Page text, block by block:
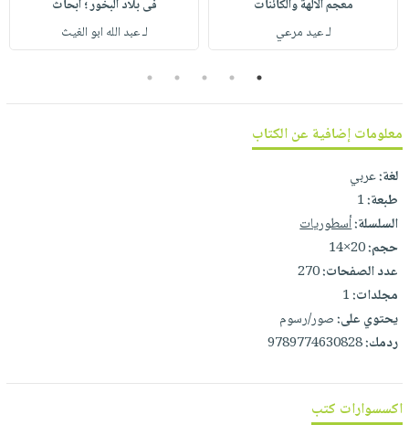
صابون
فيديوهات
أسئلة
خدمات
نيل
وفرات
انشر
كتابك
تواصل
معنا
التسوق
معجم ألالهة والكائنات
لـ عيد مرعي
فى بلاد البخور ؛ أبحاث
لـ عبد الله ابو الغيث
1
2
3
4
5
معلومات إضافية عن الكتاب
لغة:عربي
طبعة:1
السلسلة:أسطوريات
حجم:20×14
عدد الصفحات:270
مجلدات:1
يحتوي على:صور/رسوم
ردمك:9789774630828
اكسسوارات كتب